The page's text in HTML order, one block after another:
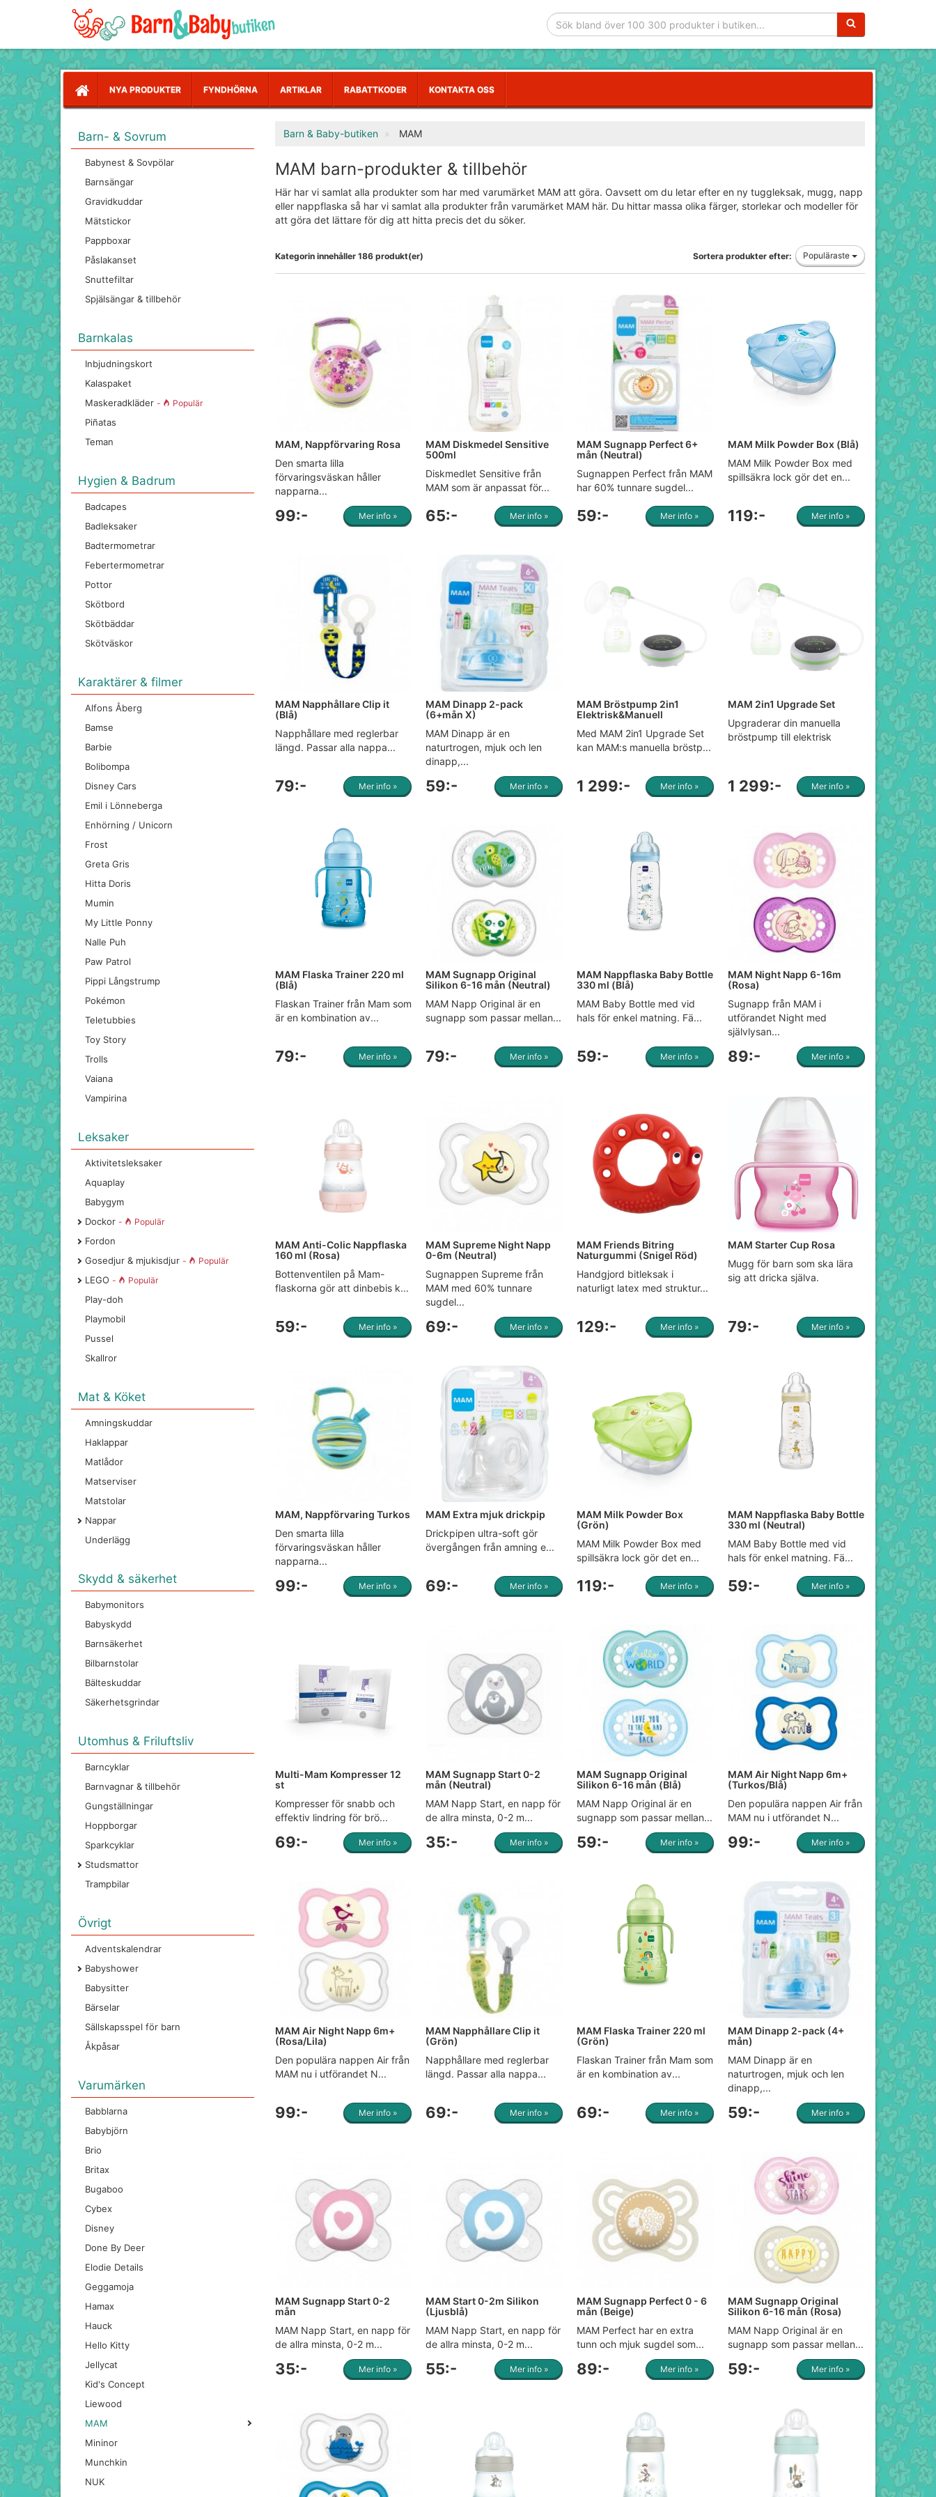
Sökfras:
NYA PRODUKTER FYNDHÖRNA ARTIKLAR RABATTKODER KONTAKTA OSS
Barn- & Sovrum
Babynest & Sovpölar
Barnsängar
Gravidkuddar
Mätstickor
Pappboxar
Påslakanset
Snuttefiltar
Spjälsängar & tillbehör
Barnkalas
Inbjudningskort
Kalaspaket
Maskeradkläder - Populär
Piñatas
Teman
Hygien & Badrum
Badcapes
Badleksaker
Badtermometrar
Febertermometrar
Pottor
Skötbord
Skötbäddar
Skötväskor
Karaktärer & filmer
Alfons Åberg
Bamse
Barbie
Bolibompa
Disney Cars
Emil i Lönneberga
Enhörning / Unicorn
Frost
Greta Gris
Hitta Doris
Mumin
My Little Ponny
Nalle Puh
Paw Patrol
Pippi Långstrump
Pokémon
Teletubbies
Toy Story
Trolls
Vaiana
Vampirina
Leksaker
Aktivitetsleksaker
Aquaplay
Babygym
Dockor - Populär
Fordon
Gosedjur & mjukisdjur - Populär
LEGO - Populär
Play-doh
Playmobil
Pussel
Skallror
Mat & Köket
Amningskuddar
Haklappar
Matlådor
Matserviser
Matstolar
Nappar
Underlägg
Skydd & säkerhet
Babymonitors
Babyskydd
Barnsäkerhet
Bilbarnstolar
Bälteskuddar
Säkerhetsgrindar
Utomhus & Friluftsliv
Barncyklar
Barnvagnar & tillbehör
Gungställningar
Hoppborgar
Sparkcyklar
Studsmattor
Trampbilar
Övrigt
Adventskalendrar
Babyshower
Babysitter
Bärselar
Sällskapsspel för barn
Åkpåsar
Varumärken
Babblarna
Babybjörn
Brio
Britax
Bugaboo
Cybex
Disney
Done By Deer
Elodie Details
Geggamoja
Hamax
Hauck
Hello Kitty
Jellycat
Kid's Concept
Liewood
MAM
Mininor
Munchkin
NUK
Barn & Baby-butiken MAM
MAM barn-produkter & tillbehör
Här har vi samlat alla produkter som har med varumärket MAM att göra. Oavsett om du letar efter en ny tuggleksak, mugg, napp
eller nappflaska så har vi samlat alla produkter från varumärket MAM här. Du hittar massa olika färger, storlekar och modeller för
att göra det lättare för dig att hitta precis det du söker.
Kategorin innehåller 186 produkt(er) Sortera produkter efter: Populäraste
MAM, Nappförvaring Rosa
Den smarta lilla
förvaringsväskan håller
napparna...
99:- Mer info »
MAM Diskmedel Sensitive
500ml
Diskmedlet Sensitive från
MAM som är anpassat för...
65:- Mer info »
MAM Sugnapp Perfect 6+
mån (Neutral)
Sugnappen Perfect från MAM
har 60% tunnare sugdel...
59:- Mer info »
MAM Milk Powder Box (Blå)
MAM Milk Powder Box med
spillsäkra lock gör det en...
119:- Mer info »
MAM Napphållare Clip it
(Blå)
Napphållare med reglerbar
längd. Passar alla nappa...
79:- Mer info »
MAM Dinapp 2-pack
(6+mån X)
MAM Dinapp är en
naturtrogen, mjuk och len
dinapp,...
59:- Mer info »
MAM Bröstpump 2in1
Elektrisk&Manuell
Med MAM 2in1 Upgrade Set
kan MAM:s manuella bröstp...
1 299:- Mer info »
MAM 2in1 Upgrade Set
Upgraderar din manuella
bröstpump till elektrisk
1 299:- Mer info »
MAM Flaska Trainer 220 ml
(Blå)
Flaskan Trainer från Mam som
är en kombination av...
79:- Mer info »
MAM Sugnapp Original
Silikon 6-16 mån (Neutral)
MAM Napp Original är en
sugnapp som passar mellan...
79:- Mer info »
MAM Nappflaska Baby Bottle
330 ml (Blå)
MAM Baby Bottle med vid
hals för enkel matning. Fä...
59:- Mer info »
MAM Night Napp 6-16m
(Rosa)
Sugnapp från MAM i
utförandet Night med
självlysan...
89:- Mer info »
MAM Anti-Colic Nappflaska
160 ml (Rosa)
Bottenventilen på Mam-
flaskorna gör att dinbebis k...
59:- Mer info »
MAM Supreme Night Napp
0-6m (Neutral)
Sugnappen Supreme från
MAM med 60% tunnare
sugdel...
69:- Mer info »
MAM Friends Bitring
Naturgummi (Snigel Röd)
Handgjord bitleksak i
naturligt latex med struktur...
129:- Mer info »
MAM Starter Cup Rosa
Mugg för barn som ska lära
sig att dricka själva.
79:- Mer info »
MAM, Nappförvaring Turkos
Den smarta lilla
förvaringsväskan håller
napparna...
99:- Mer info »
MAM Extra mjuk drickpip
Drickpipen ultra-soft gör
övergången från amning e...
69:- Mer info »
MAM Milk Powder Box
(Grön)
MAM Milk Powder Box med
spillsäkra lock gör det en...
119:- Mer info »
MAM Nappflaska Baby Bottle
330 ml (Neutral)
MAM Baby Bottle med vid
hals för enkel matning. Fä...
59:- Mer info »
Multi-Mam Kompresser 12
st
Kompresser för snabb och
effektiv lindring för brö...
69:- Mer info »
MAM Sugnapp Start 0-2
mån (Neutral)
MAM Napp Start, en napp för
de allra minsta, 0-2 m...
35:- Mer info »
MAM Sugnapp Original
Silikon 6-16 mån (Blå)
MAM Napp Original är en
sugnapp som passar mellan...
59:- Mer info »
MAM Air Night Napp 6m+
(Turkos/Blå)
Den populära nappen Air från
MAM nu i utförandet N...
99:- Mer info »
MAM Air Night Napp 6m+
(Rosa/Lila)
Den populära nappen Air från
MAM nu i utförandet N...
99:- Mer info »
MAM Napphållare Clip it
(Grön)
Napphållare med reglerbar
längd. Passar alla nappa...
69:- Mer info »
MAM Flaska Trainer 220 ml
(Grön)
Flaskan Trainer från Mam som
är en kombination av...
69:- Mer info »
MAM Dinapp 2-pack (4+
mån)
MAM Dinapp är en
naturtrogen, mjuk och len
dinapp,...
59:- Mer info »
MAM Sugnapp Start 0-2
mån
MAM Napp Start, en napp för
de allra minsta, 0-2 m...
35:- Mer info »
MAM Start 0-2m Silikon
(Ljusblå)
MAM Napp Start, en napp för
de allra minsta, 0-2 m...
55:- Mer info »
MAM Sugnapp Perfect 0 - 6
mån (Beige)
MAM Perfect har en extra
tunn och mjuk sugdel som...
89:- Mer info »
MAM Sugnapp Original
Silikon 6-16 mån (Rosa)
MAM Napp Original är en
sugnapp som passar mellan...
59:- Mer info »